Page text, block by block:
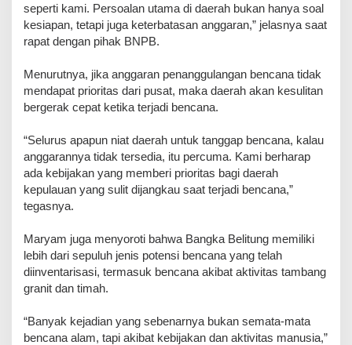
seperti kami. Persoalan utama di daerah bukan hanya soal
kesiapan, tetapi juga keterbatasan anggaran,” jelasnya saat
rapat dengan pihak BNPB.
‎Menurutnya, jika anggaran penanggulangan bencana tidak
mendapat prioritas dari pusat, maka daerah akan kesulitan
bergerak cepat ketika terjadi bencana.
‎“Selurus apapun niat daerah untuk tanggap bencana, kalau
anggarannya tidak tersedia, itu percuma. Kami berharap
ada kebijakan yang memberi prioritas bagi daerah
kepulauan yang sulit dijangkau saat terjadi bencana,”
tegasnya.
‎Maryam juga menyoroti bahwa Bangka Belitung memiliki
lebih dari sepuluh jenis potensi bencana yang telah
diinventarisasi, termasuk bencana akibat aktivitas tambang
granit dan timah.
‎“Banyak kejadian yang sebenarnya bukan semata-mata
bencana alam, tapi akibat kebijakan dan aktivitas manusia,”